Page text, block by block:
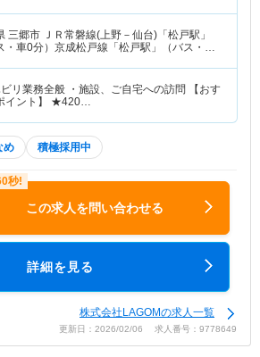
三郷市 ＪＲ常磐線(上野－仙台)「松戸駅」
・車0分）京成松戸線「松戸駅」（バス・車0
リ業務全般 ・施設、ご自宅への訪問 【おす
イント】 ★420…
め 積極採用中
この求人を問い合わせる
詳細を見る
株式会社LAGOMの求人一覧
更新日：2026/02/06 求人番号：9778649